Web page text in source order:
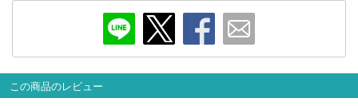
お問い合せ
この商品のレビュー